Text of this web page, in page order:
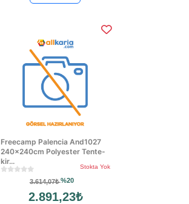
Freecamp Palencia And1027
240x240cm Polyester Tente-
kir...
Stokta Yok
3.614,07₺%20
2.891,23₺